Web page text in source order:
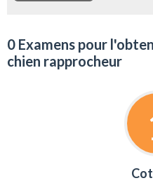
0 Examens pour
chien rapprocheur